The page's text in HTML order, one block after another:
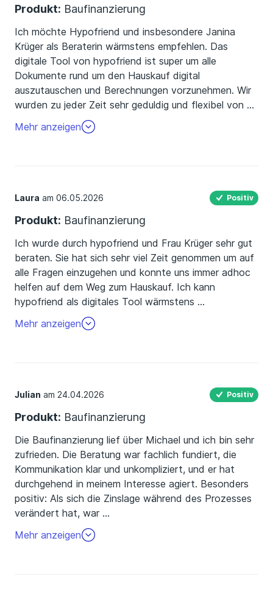
Produkt: Baufinanzierung
Ich möchte Hypofriend und insbesondere Janina
Krüger als Beraterin wärmstens empfehlen. Das
digitale Tool von hypofriend ist super um alle
Dokumente rund um den Hauskauf digital
auszutauschen und Berechnungen vorzunehmen. Wir
wurden zu jeder Zeit sehr geduldig und flexibel von …
Janina betreut und sehr gut beraten. Vielen herzlichen
Dank!!
Mehr anzeigen
Laura am 06.05.2026 Positiv
Produkt: Baufinanzierung
Ich wurde durch hypofriend und Frau Krüger sehr gut
beraten. Sie hat sich sehr viel Zeit genommen um auf
alle Fragen einzugehen und konnte uns immer adhoc
helfen auf dem Weg zum Hauskauf. Ich kann
hypofriend als digitales Tool wärmstens …
Mehr anzeigen
Julian am 24.04.2026 Positiv
Produkt: Baufinanzierung
Die Baufinanzierung lief über Michael und ich bin sehr
zufrieden. Die Beratung war fachlich fundiert, die
Kommunikation klar und unkompliziert, und er hat
durchgehend in meinem Interesse agiert. Besonders
positiv: Als sich die Zinslage während des Prozesses
verändert hat, war …
er sofort informiert und hat proaktiv nachgesteuert,
statt abzuwarten. Am Ende standen Konditionen, mit
Mehr anzeigen